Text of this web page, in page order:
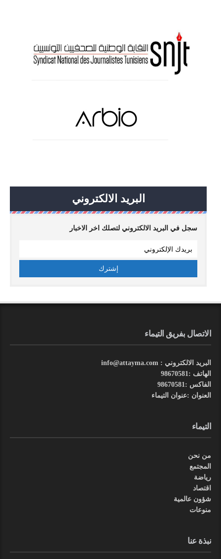
البريد الالكتروني
سجل في البريد الالكتروني لتصلك اخر الاخبار
الاتصال بفريق التيماء
البريد الالكتروني : info@attayma.com
الهاتف :98670581
الفاكس :98670581
العنوان :عنوان التيماء
التيماء
من نحن
المجتمع
رياضة
اقتصاد
شؤون عالمية
منوعات
نبذة عنا